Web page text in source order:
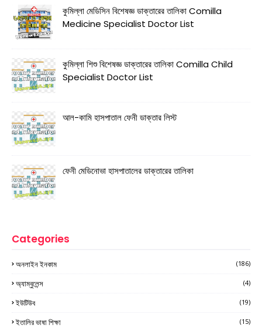
কুমিল্লা মেডিসিন বিশেষজ্ঞ ডাক্তারের তালিকা Comilla
Medicine Specialist Doctor List
কুমিল্লা শিশু বিশেষজ্ঞ ডাক্তারের তালিকা Comilla Child
Specialist Doctor List
আল-কামি হাসপাতাল ফেনী ডাক্তার লিস্ট
ফেনী মেডিনোভা হাসপাতালের ডাক্তারের তালিকা
Categories
অনলাইন ইনকাম (186)
অ্যাম্বুলেন্স (4)
ইউটিউব (19)
ইতালির ভাষা শিক্ষা (15)